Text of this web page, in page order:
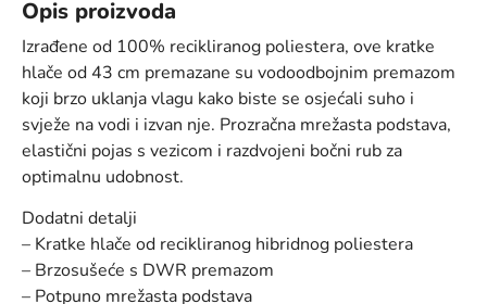
Opis proizvoda
Izrađene od 100% recikliranog poliestera, ove kratke
hlače od 43 cm premazane su vodoodbojnim premazom
koji brzo uklanja vlagu kako biste se osjećali suho i
svježe na vodi i izvan nje. Prozračna mrežasta podstava,
elastični pojas s vezicom i razdvojeni bočni rub za
optimalnu udobnost.
Dodatni detalji
– Kratke hlače od recikliranog hibridnog poliestera
– Brzosušeće s DWR premazom
– Potpuno mrežasta podstava